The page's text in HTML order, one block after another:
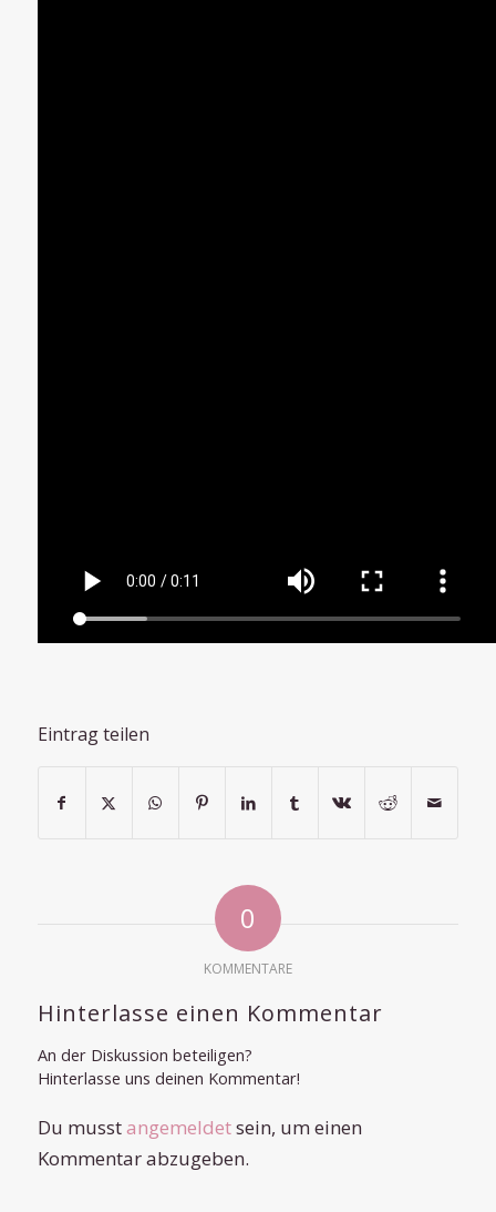
Eintrag teilen
0
KOMMENTARE
Hinterlasse einen Kommentar
An der Diskussion beteiligen?
Hinterlasse uns deinen Kommentar!
Du musstangemeldetsein, um einen
Kommentar abzugeben.